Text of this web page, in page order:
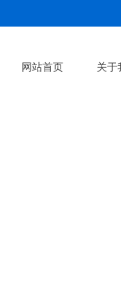
网站首页 关于